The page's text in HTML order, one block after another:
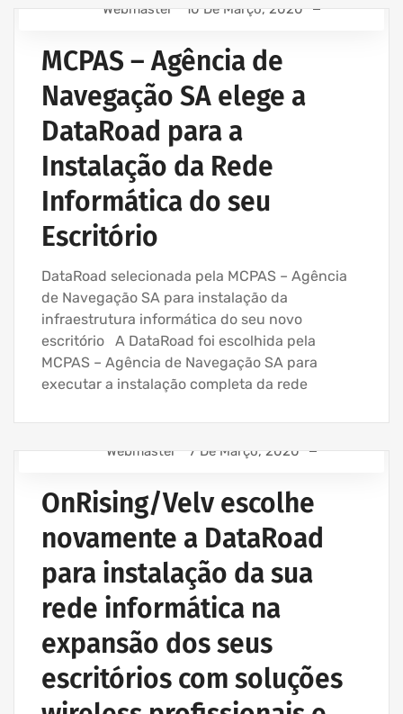
PARA EMPRESAS
INSTALAÇÃO CABLAGEM DE REDE
REDE ESTRUTURADA INFORMÁTICA
Webmaster 10 De Março, 2020
MCPAS – Agência de
Navegação SA elege a
DataRoad para a
Instalação da Rede
Informática do seu
Escritório
DataRoad selecionada pela MCPAS – Agência
de Navegação SA para instalação da
infraestrutura informática do seu novo
escritório A DataRoad foi escolhida pela
MCPAS – Agência de Navegação SA para
executar a instalação completa da rede
PARA EMPRESAS
ASSISTÊNCIA INFORMÁTICA E SERVIÇOS IT
AVENÇA DE SERVIÇOS INFORMÁTICA
INSTALAÇÃO CABLAGEM DE REDE
INSTALAÇÃO DE REDES WIRELESS EMPRESAS
Webmaster 7 De Março, 2020
OnRising/Velv escolhe
novamente a DataRoad
para instalação da sua
rede informática na
expansão dos seus
escritórios com soluções